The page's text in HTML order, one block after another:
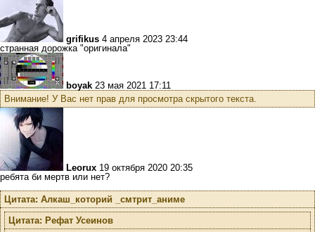
grifikus 4 апреля 2023 23:44
странная дорожка "оригинала"
boyak 23 мая 2021 17:11
Внимание! У Вас нет прав для просмотра скрытого текста.
Leorux 19 октября 2020 20:35
ребята би мертв или нет?
Цитата: Алкаш_которий _смтрит_аниме
Цитата: Рефат Усеинов